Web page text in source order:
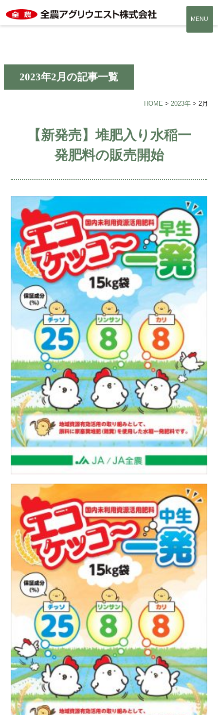
MENU
2023年2月の記事一覧
HOME > 2023年> 2月
【新発売】堆肥入り水稲一
発肥料の販売開始